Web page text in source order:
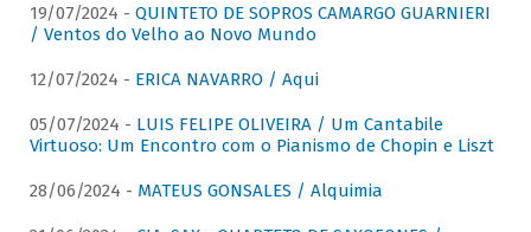
19/07/2024 - QUINTETO DE SOPROS CAMARGO GUARNIERI
/ Ventos do Velho ao Novo Mundo
12/07/2024 - ERICA NAVARRO / Aqui
05/07/2024 - LUIS FELIPE OLIVEIRA / Um Cantabile
Virtuoso: Um Encontro com o Pianismo de Chopin e Liszt
28/06/2024 - MATEUS GONSALES / Alquimia